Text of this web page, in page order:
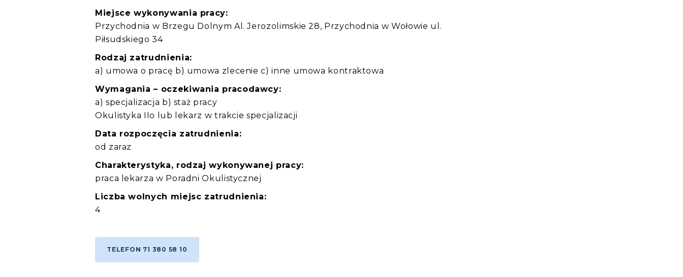
Miejsce wykonywania pracy:
Przychodnia w Brzegu Dolnym Al. Jerozolimskie 28, Przychodnia w Wołowie ul.
Piłsudskiego 34
Rodzaj zatrudnienia:
a) umowa o pracę b) umowa zlecenie c) inne umowa kontraktowa
Wymagania – oczekiwania pracodawcy:
a) specjalizacja b) staż pracy
Okulistyka IIo lub lekarz w trakcie specjalizacji
Data rozpoczęcia zatrudnienia:
od zaraz
Charakterystyka, rodzaj wykonywanej pracy:
praca lekarza w Poradni Okulistycznej
Liczba wolnych miejsc zatrudnienia:
4
TELEFON 71 380 58 10